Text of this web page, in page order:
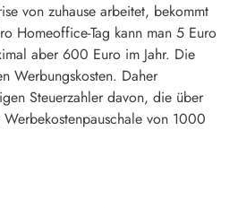
von zuhause arbeitet, bekommt
Homeoffice-Tag kann man 5 Euro
aber 600 Euro im Jahr. Die
Werbungskosten. Daher
Steuerzahler davon, die über
von 1000